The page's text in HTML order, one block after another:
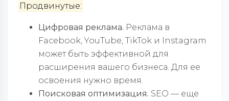
Продвинутые:
Цифровая реклама. Реклама в
Facebook, YouTube, TikTok и Instagram
может быть эффективной для
расширения вашего бизнеса. Для ее
освоения нужно время.
Поисковая оптимизация. SEO — еще